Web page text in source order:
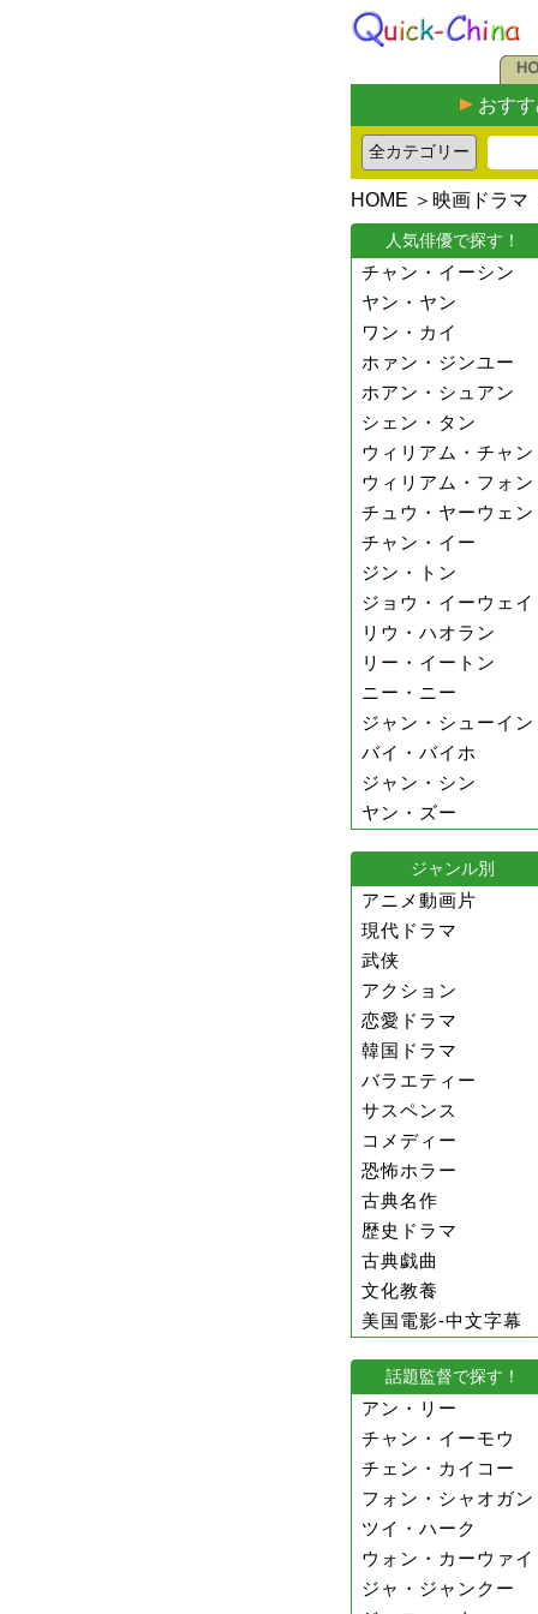
おす
HOME ＞ 映画ドラマ
人気俳優で探す！
チャン・イーシン
ヤン・ヤン
ワン・カイ
ホァン・ジンユー
ホアン・シュアン
シェン・タン
ウィリアム・チャン
ウィリアム・フォン
チュウ・ヤーウェン
チャン・イー
ジン・トン
ジョウ・イーウェイ
リウ・ハオラン
リー・イートン
ニー・ニー
ジャン・シューイン
バイ・バイホ
ジャン・シン
ヤン・ズー
ジャンル別
アニメ動画片
現代ドラマ
武侠
アクション
恋愛ドラマ
韓国ドラマ
バラエティー
サスペンス
コメディー
恐怖ホラー
古典名作
歴史ドラマ
古典戯曲
文化教養
美国電影-中文字幕
話題監督で探す！
アン・リー
チャン・イーモウ
チェン・カイコー
フォン・シャオガン
ツイ・ハーク
ウォン・カーウァイ
ジャ・ジャンクー